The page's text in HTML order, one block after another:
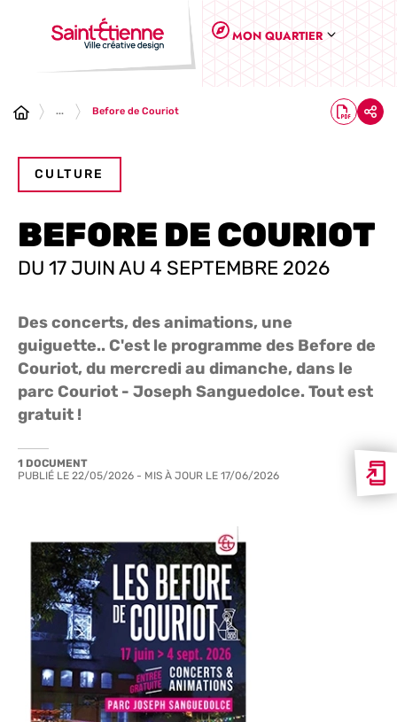
Panneau de gestion des cookies
MON QUARTIER
... Before de Couriot
CULTURE
BEFORE DE COURIOT
DU 17 JUIN AU 4 SEPTEMBRE 2026
Des concerts, des animations, une
guiguette.. C'est le programme des Before de
Couriot, du mercredi au dimanche, dans le
parc Couriot - Joseph Sanguedolce. Tout est
gratuit !
1 DOCUMENT
PUBLIÉ LE 22/05/2026 - MIS À JOUR LE 17/06/2026